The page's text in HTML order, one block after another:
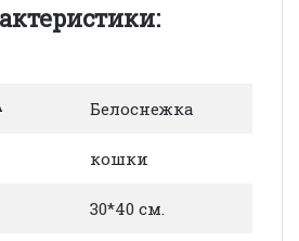
Белоснежка
кошки
30*40 см.